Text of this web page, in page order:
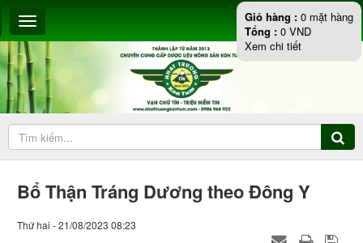
Bổ Thận Tráng Dương theo Đông Y
Thứ hai - 21/08/2023 08:23
Giỏ hàng : 0 mặt hàng
Tổng : 0 VND
Xem chi tiết